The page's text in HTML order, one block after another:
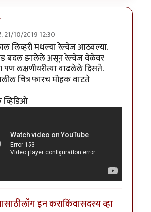
21/10/2019 12:30
लिव्हरी मधल्या रेल्वेज आठवल्या.
बदल झालेले असून रेल्वेज वेळेवर
पण लक्षणीयरीत्या वाढलेले दिसते.
चित्र फारच मोहक वाटते
लॉग इन कराकिंवासदस्य व्हा